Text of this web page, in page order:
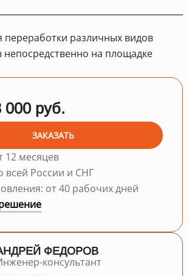
переработки различных видов
непосредственно на площадке
000 руб.
ЗАКАЗАТЬ
12 месяцев
всей России и СНГ
от 40 рабочих дней
ФЕДОРОВ
консультант